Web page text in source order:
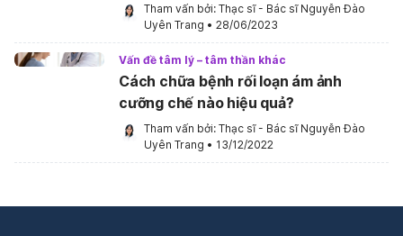
các yếu tố liên quan ở bệnh nhân đến phòng
khám Tâm Thần Kinh, Bệnh Viện Đại Học Y
Dược Thành Phố Hồ Chí Minh” xuất bản trên
tạp chí Y Dược thực hành 175, số 28 – 12/2021.
Tham vấn bởi: Thạc sĩ - Bác sĩ Nguyễn Đào
Uyên Trang • 28/06/2023
Vấn đề tâm lý – tâm thần khác
Cách chữa bệnh rối loạn ám ảnh
cưỡng chế nào hiệu quả?
Tham vấn bởi: Thạc sĩ - Bác sĩ Nguyễn Đào
Uyên Trang • 13/12/2022